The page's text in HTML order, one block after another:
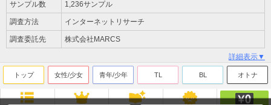
サンプル数 1,236サンプル
調査方法 インターネットリサーチ
調査委託先 株式会社MARCS
詳細表示▼
トップ 女性/少女 青年/少年 TL BL オトナ